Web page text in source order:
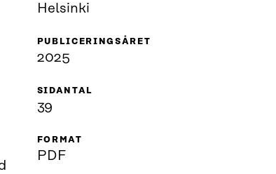
Helsinki
PUBLICERINGSÅRET
2025
SIDANTAL
39
FORMAT
PDF